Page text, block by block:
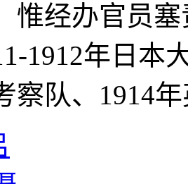
惟经办官员
1912年日本
察队、1914